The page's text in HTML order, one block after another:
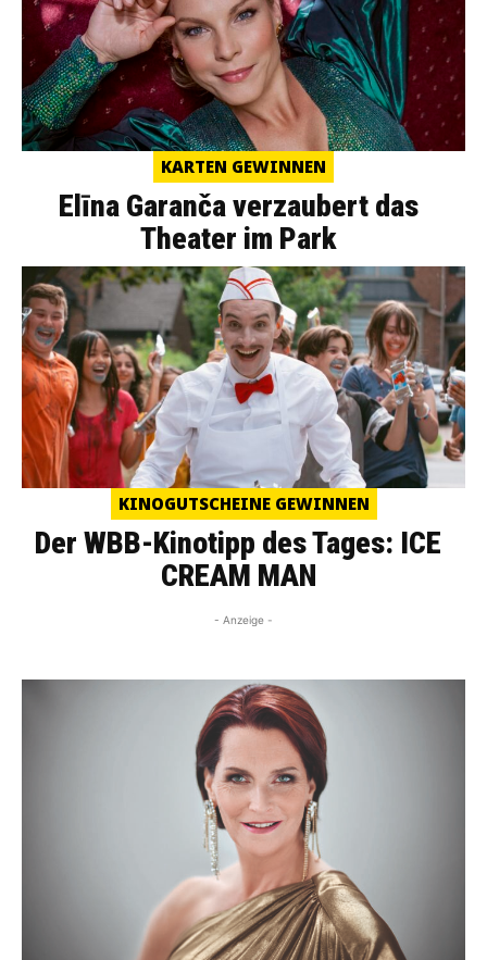
KARTEN GEWINNEN
Elīna Garanča verzaubert das
Theater im Park
KINOGUTSCHEINE GEWINNEN
Der WBB-Kinotipp des Tages: ICE
CREAM MAN
- Anzeige -